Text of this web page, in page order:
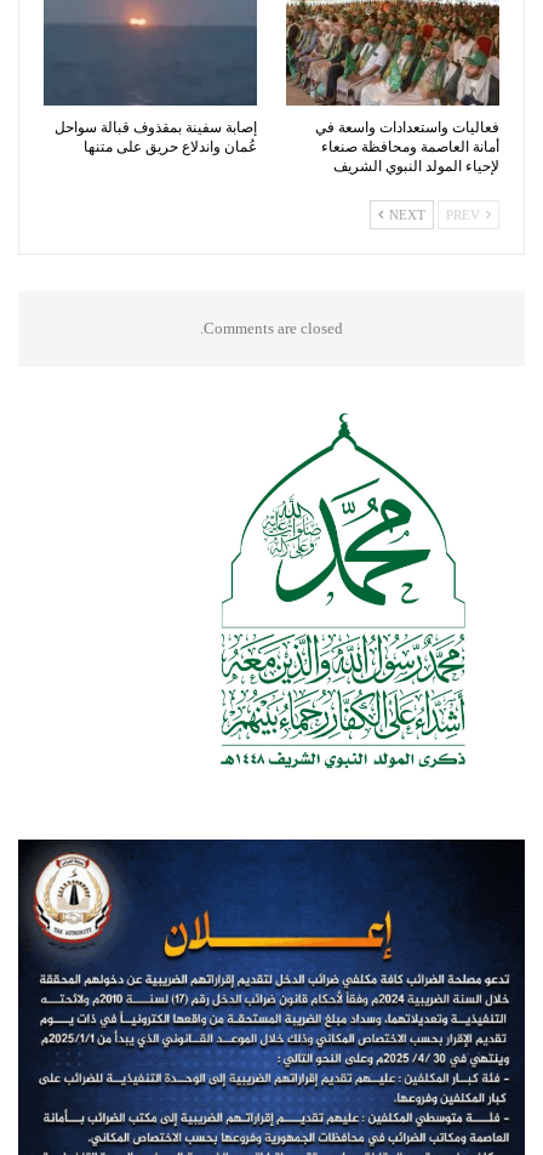
فعاليات واستعدادات واسعة في
أمانة العاصمة ومحافظة صنعاء
لإحياء المولد النبوي الشريف
إصابة سفينة بمقذوف قبالة سواحل
عُمان واندلاع حريق على متنها
NEXT
Comments are closed.